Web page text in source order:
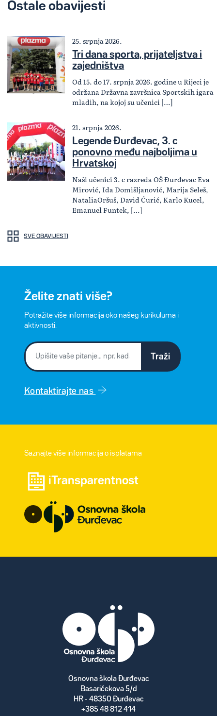
Ostale obavijesti
25. srpnja 2026.
Tri dana sporta, prijateljstva i
zajedništva
Od 15. do 17. srpnja 2026. godine u Rijeci je
održana Državna završnica Sportskih igara
mladih, na kojoj su učenici […]
21. srpnja 2026.
Legende Đurđevac, 3. c
ponovno među najboljima u
Hrvatskoj
Naši učenici 3. c razreda OŠ Đurđevac Eva
Mirović, Ida Domišljanović, Marija Seleš,
NataliaOršuš, David Ćurić, Karlo Kucel,
Emanuel Funtek, […]
SVE OBAVIJESTI
Želite znati više?
Potražite više informacija oko našeg kurikuluma i
aktivnosti.
Traži
Kontaktirajte nas
Saznajte više informacija o isplatama
iTransparentnost
Osnovna škola Đurđevac
Basaričekova 5/d
HR - 48350 Đurđevac
+385 48 812 414